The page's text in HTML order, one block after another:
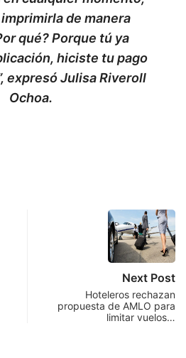
de manera
qué? Porque tú ya
hiciste tu pago
expresó Julisa Riveroll
Ochoa.
Next Post
Hoteleros rechazan
propuesta de AMLO para
limitar vuelos…